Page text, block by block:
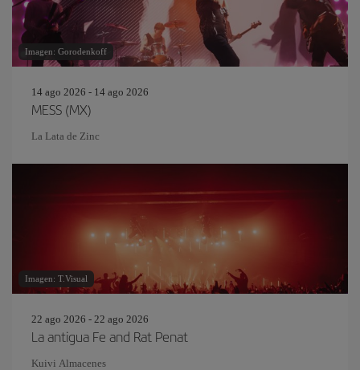
Imagen: Gorodenkoff
14 ago 2026 - 14 ago 2026
MESS (MX)
La Lata de Zinc
Imagen: T.Visual
22 ago 2026 - 22 ago 2026
La antigua Fe and Rat Penat
Kuivi Almacenes